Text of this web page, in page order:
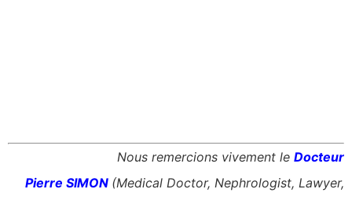
Nous remercions vivement le Docteur
Pierre SIMON (Medical Doctor, Nephrologist, Lawyer,